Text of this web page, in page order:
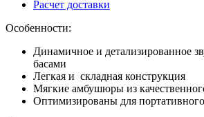
Расчет доставки
Особенности:
Динамичное и детализированное
басами
Легкая и складная конструкция
Мягкие амбушюры из
Оптимизированы для